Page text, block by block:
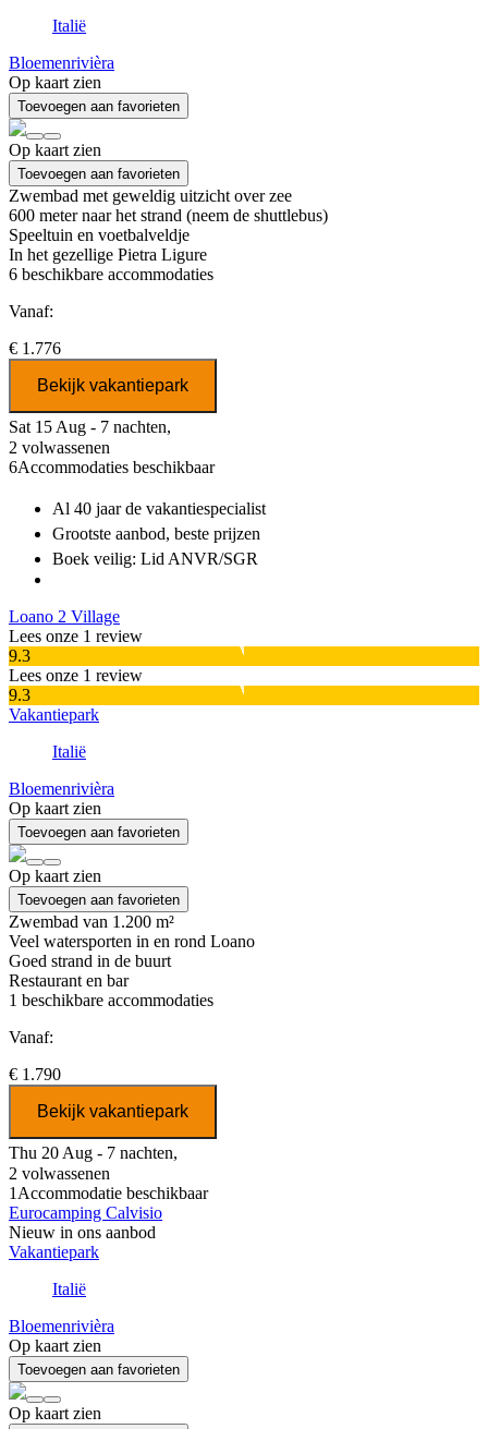
Italië
Bloemenrivièra
Op kaart zien
Toevoegen aan favorieten
Op kaart zien
Toevoegen aan favorieten
Zwembad met geweldig uitzicht over zee
600 meter naar het strand (neem de shuttlebus)
Speeltuin en voetbalveldje
In het gezellige Pietra Ligure
6 beschikbare accommodaties
Vanaf:
€ 1.776
Bekijk vakantiepark
Sat 15 Aug - 7 nachten,
2 volwassenen
6Accommodaties beschikbaar
Al 40 jaarde vakantiespecialist
Grootste aanbod, beste prijzen
Boek veilig: Lid ANVR/SGR
Loano 2 Village
Lees onze 1 review
9.3
Lees onze 1 review
9.3
Vakantiepark
Italië
Bloemenrivièra
Op kaart zien
Toevoegen aan favorieten
Op kaart zien
Toevoegen aan favorieten
Zwembad van 1.200 m²
Veel watersporten in en rond Loano
Goed strand in de buurt
Restaurant en bar
1 beschikbare accommodaties
Vanaf:
€ 1.790
Bekijk vakantiepark
Thu 20 Aug - 7 nachten,
2 volwassenen
1Accommodatie beschikbaar
Eurocamping Calvisio
Nieuw in ons aanbod
Vakantiepark
Italië
Bloemenrivièra
Op kaart zien
Toevoegen aan favorieten
Op kaart zien